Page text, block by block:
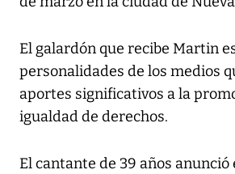
El galardón que recibe Martin
personalidades de los medios
aportes significativos a la
igualdad de derechos.
El cantante de 39 años anunció